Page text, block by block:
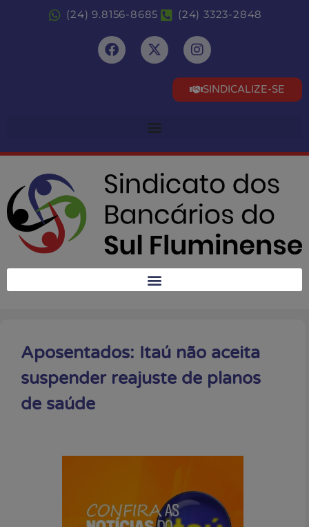
(24) 9.8156-8685 (24) 3323-2848
SINDICALIZE-SE
Aposentados: Itaú não aceita
suspender reajuste de planos
de saúde